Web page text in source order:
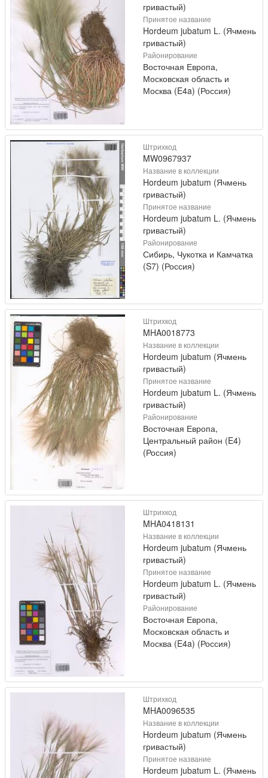
гривастый)
Принятое название
Hordeum jubatum L. (Ячмень
гривастый)
Районирование
Восточная Европа,
Московская область и
Москва (E4a) (Россия)
Штрихкод
MW0967937
Название в коллекции
Hordeum jubatum (Ячмень
гривастый)
Принятое название
Hordeum jubatum L. (Ячмень
гривастый)
Районирование
Сибирь, Чукотка и Камчатка
(S7) (Россия)
Штрихкод
MHA0018773
Название в коллекции
Hordeum jubatum (Ячмень
гривастый)
Принятое название
Hordeum jubatum L. (Ячмень
гривастый)
Районирование
Восточная Европа,
Центральный район (E4)
(Россия)
Штрихкод
MHA0418131
Название в коллекции
Hordeum jubatum (Ячмень
гривастый)
Принятое название
Hordeum jubatum L. (Ячмень
гривастый)
Районирование
Восточная Европа,
Московская область и
Москва (E4a) (Россия)
Штрихкод
MHA0096535
Название в коллекции
Hordeum jubatum (Ячмень
гривастый)
Принятое название
Hordeum jubatum L. (Ячмень